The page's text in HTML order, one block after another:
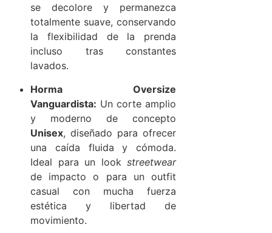
se decolore y permanezca
totalmente suave, conservando
la flexibilidad de la prenda
incluso tras constantes
lavados.
Horma Oversize
Vanguardista: Un corte amplio
y moderno de concepto
Unisex, diseñado para ofrecer
una caída fluida y cómoda.
Ideal para un look streetwear
de impacto o para un outfit
casual con mucha fuerza
estética y libertad de
movimiento.